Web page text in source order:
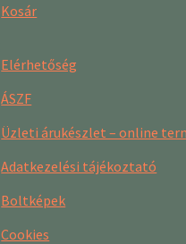
Kosár
Elérhetőség
ÁSZF
Üzleti árukészlet – online
Adatkezelési tájékoztató
Boltképek
Cookies